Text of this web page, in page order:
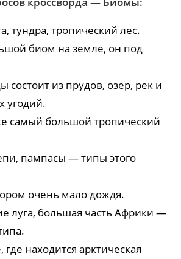
тундра, тропический лес.
биом на земле, он под
из прудов, озер, рек и
угодий.
самый большой тропический
пампасы — типы этого
очень мало дождя.
луга, большая часть Африки —
находится арктическая